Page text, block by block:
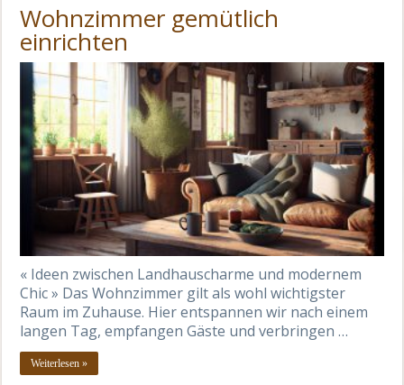
Wohnzimmer gemütlich
einrichten
« Ideen zwischen Landhauscharme und modernem
Chic » Das Wohnzimmer gilt als wohl wichtigster
Raum im Zuhause. Hier entspannen wir nach einem
langen Tag, empfangen Gäste und verbringen …
Weiterlesen »